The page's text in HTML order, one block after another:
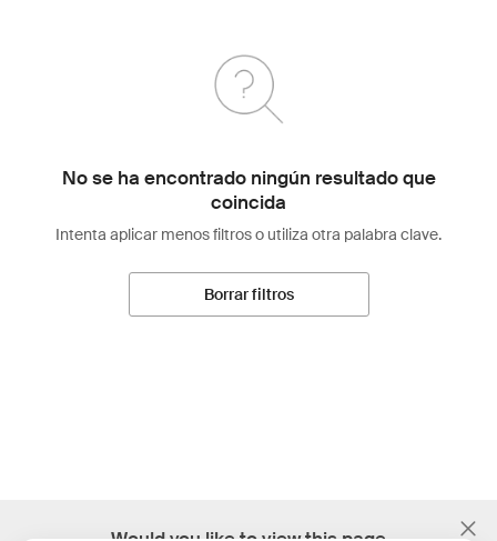
No se ha encontrado ningún resultado que
coincida
Intenta aplicar menos filtros o utiliza otra palabra clave.
Borrar filtros